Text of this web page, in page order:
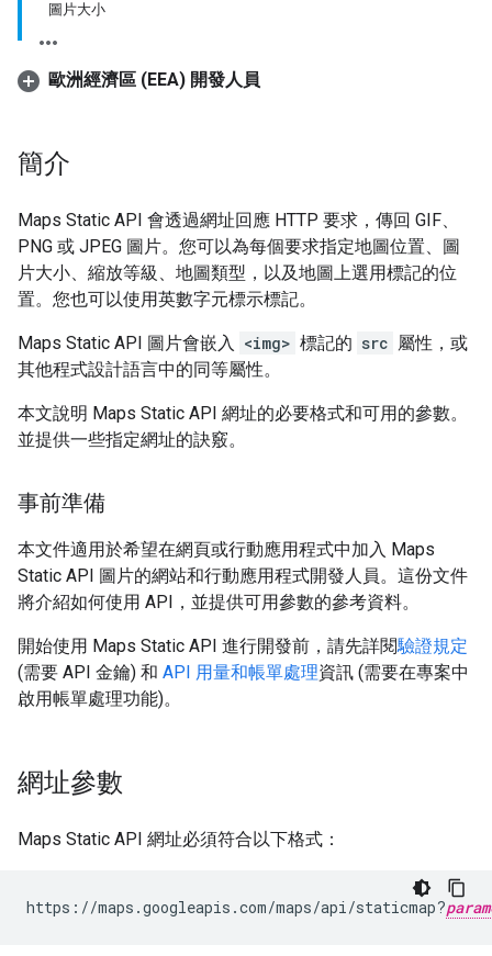
圖片大小
歐洲經濟區 (EEA) 開發人員
簡介
Maps Static API 會透過網址回應 HTTP 要求，傳回 GIF、
PNG 或 JPEG 圖片。您可以為每個要求指定地圖位置、圖
片大小、縮放等級、地圖類型，以及地圖上選用標記的位
置。您也可以使用英數字元標示標記。
Maps Static API 圖片會嵌入 <img> 標記的 src 屬性，或
其他程式設計語言中的同等屬性。
本文說明 Maps Static API 網址的必要格式和可用的參數。
並提供一些指定網址的訣竅。
事前準備
本文件適用於希望在網頁或行動應用程式中加入 Maps
Static API 圖片的網站和行動應用程式開發人員。這份文件
將介紹如何使用 API，並提供可用參數的參考資料。
開始使用 Maps Static API 進行開發前，請先詳閱驗證規定
(需要 API 金鑰) 和 API 用量和帳單處理資訊 (需要在專案中
啟用帳單處理功能)。
網址參數
Maps Static API 網址必須符合以下格式：
https://maps.googleapis.com/maps/api/staticmap?